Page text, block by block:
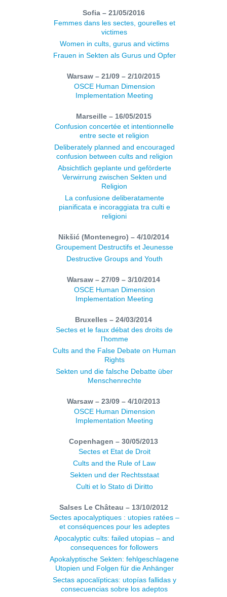
Sofia – 21/05/2016
Femmes dans les sectes, gourelles et
victimes
Women in cults, gurus and victims
Frauen in Sekten als Gurus und Opfer
Warsaw – 21/09 – 2/10/2015
OSCE Human Dimension
Implementation Meeting
Marseille – 16/05/2015
Confusion concertée et intentionnelle
entre secte et religion
Deliberately planned and encouraged
confusion between cults and religion
Absichtlich geplante und geförderte
Verwirrung zwischen Sekten und
Religion
La confusione deliberatamente
pianificata e incoraggiata tra culti e
religioni
Nikšić (Montenegro) – 4/10/2014
Groupement Destructifs et Jeunesse
Destructive Groups and Youth
Warsaw – 27/09 – 3/10/2014
OSCE Human Dimension
Implementation Meeting
Bruxelles – 24/03/2014
Sectes et le faux débat des droits de
l’homme
Cults and the False Debate on Human
Rights
Sekten und die falsche Debatte über
Menschenrechte
Warsaw – 23/09 – 4/10/2013
OSCE Human Dimension
Implementation Meeting
Copenhagen – 30/05/2013
Sectes et Etat de Droit
Cults and the Rule of Law
Sekten und der Rechtsstaat
Culti et lo Stato di Diritto
Salses Le Château – 13/10/2012
Sectes apocalyptiques : utopies ratées –
et conséquences pour les adeptes
Apocalyptic cults: failed utopias – and
consequences for followers
Apokalyptische Sekten: fehlgeschlagene
Utopien und Folgen für die Anhänger
Sectas apocalípticas: utopías fallidas y
consecuencias sobre los adeptos